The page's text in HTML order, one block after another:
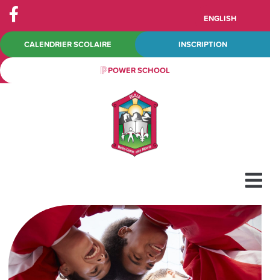
ENGLISH
CALENDRIER SCOLAIRE INSCRIPTION
POWER SCHOOL